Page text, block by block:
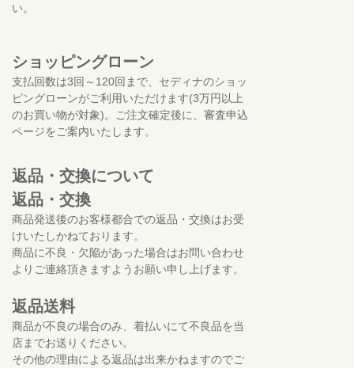
い。
ショッピングローン
支払回数は3回～120回まで、セディナのショッ
ピングローンがご利用いただけます(3万円以上
のお買い物が対象)。ご注文確定後に、審査申込
ページをご案内いたします。
返品・交換について
返品・交換
商品発送後のお客様都合での返品・交換はお受
けいたしかねております。
商品に不良・欠陥があった場合はお問い合わせ
よりご連絡頂きますようお願い申し上げます。
返品送料
商品が不良の場合のみ、着払いにて不良品を当
店までお送りください。
その他の理由による返品は出来かねますのでご